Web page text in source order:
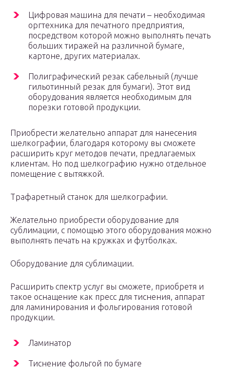
Цифровая машина для печати – необходимая
оргтехника для печатного предприятия,
посредством которой можно выполнять печать
больших тиражей на различной бумаге,
картоне, других материалах.
Полиграфический резак сабельный (лучше
гильотинный резак для бумаги). Этот вид
оборудования является необходимым для
порезки готовой продукции.
Приобрести желательно аппарат для нанесения
шелкографии, благодаря которому вы сможете
расширить круг методов печати, предлагаемых
клиентам. Но под шелкографию нужно отдельное
помещение с вытяжкой.
Трафаретный станок для шелкографии.
Желательно приобрести оборудование для
сублимации, с помощью этого оборудования можно
выполнять печать на кружках и футболках.
Оборудование для сублимации.
Расширить спектр услуг вы сможете, приобретя и
такое оснащение как пресс для тиснения, аппарат
для ламинирования и фольгирования готовой
продукции.
Ламинатор
Тиснение фольгой по бумаге